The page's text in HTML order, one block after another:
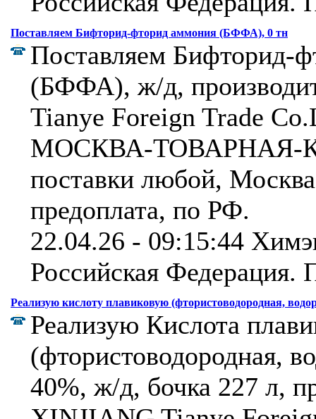
Поставляем Бифторид-фторид аммония (БФФА), 0 тн
Поставляем Бифторид-
(БФФА), ж/д,
Tianye Foreign Trade
МОСКВА-ТОВАРНАЯ-
поставки любой,
предоплата, по РФ.
22.04.26 - 09:15:44
Российская Федерация.
Реализую кислоту плавиковую (фтористоводородная,
Реализую Кислота
(фтористоводородная,
40%, ж/д, бочка 227 л,